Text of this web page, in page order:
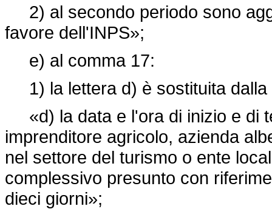
2) al secondo periodo sono
favore dell'INPS»;
e) al comma 17:
1) la lettera d) è sostituita dalla
«d) la data e l'ora di inizio e di
imprenditore agricolo, azienda
nel settore del turismo o ente
complessivo presunto con
dieci giorni»;